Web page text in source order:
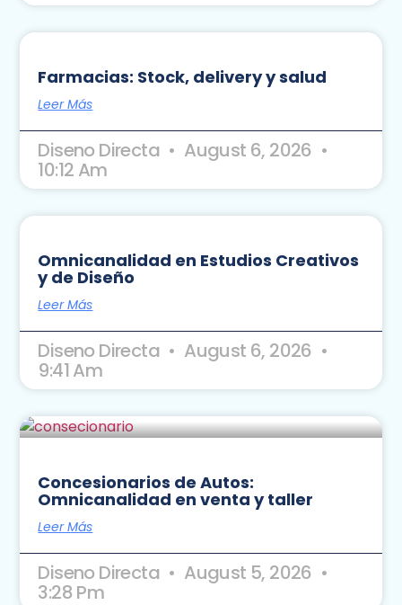
Farmacias: Stock, delivery y salud
Leer Más
Diseno Directa August 6, 2026
10:12 Am
Omnicanalidad en Estudios Creativos
y de Diseño
Leer Más
Diseno Directa August 6, 2026
9:41 Am
Concesionarios de Autos:
Omnicanalidad en venta y taller
Leer Más
Diseno Directa August 5, 2026
3:28 Pm